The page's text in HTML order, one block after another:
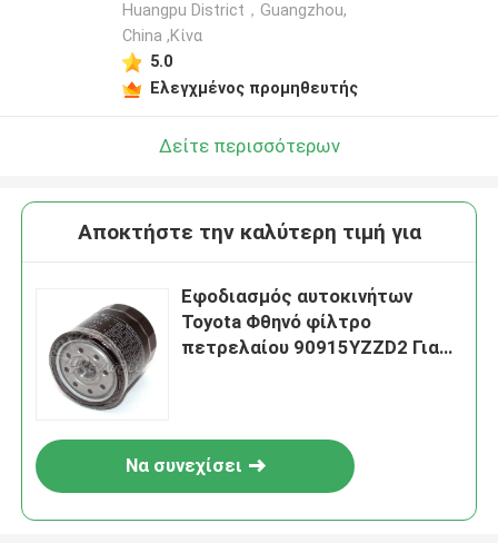
Huangpu District，Guangzhou,
China ,Κίνα
5.0
Ελεγχμένος προμηθευτής
Δείτε περισσότερων
Αποκτήστε την καλύτερη τιμή για
Εφοδιασμός αυτοκινήτων
Toyota Φθηνό φίλτρο
πετρελαίου 90915YZZD2 Για
Να συνεχίσει